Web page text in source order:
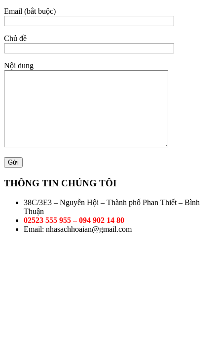
Email (bắt buộc)
Chủ đề
Nội dung
THÔNG TIN CHÚNG TÔI
38C/3E3 – Nguyễn Hội – Thành phố Phan Thiết – Bình
Thuận
02523 555 955 – 094 902 14 80
Email: nhasachhoaian@gmail.com